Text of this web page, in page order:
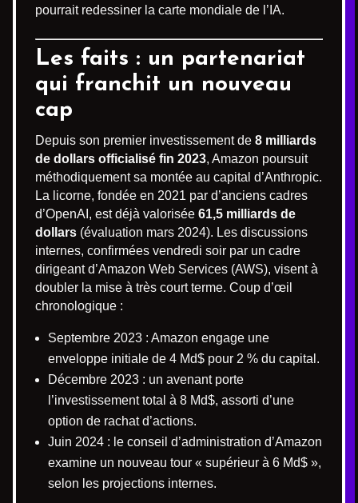
pourrait redessiner la carte mondiale de l’IA.
Les faits : un partenariat
qui franchit un nouveau
cap
Depuis son premier investissement de 8 milliards
de dollars officialisé fin 2023, Amazon poursuit
méthodiquement sa montée au capital d’Anthropic.
La licorne, fondée en 2021 par d’anciens cadres
d’OpenAI, est déjà valorisée 61,5 milliards de
dollars (évaluation mars 2024). Les discussions
internes, confirmées vendredi soir par un cadre
dirigeant d’Amazon Web Services (AWS), visent à
doubler la mise à très court terme. Coup d’œil
chronologique :
Septembre 2023 : Amazon engage une
enveloppe initiale de 4 Md$ pour 2 % du capital.
Décembre 2023 : un avenant porte
l’investissement total à 8 Md$, assorti d’une
option de rachat d’actions.
Juin 2024 : le conseil d’administration d’Amazon
examine un nouveau tour « supérieur à 6 Md$ »,
selon les projections internes.